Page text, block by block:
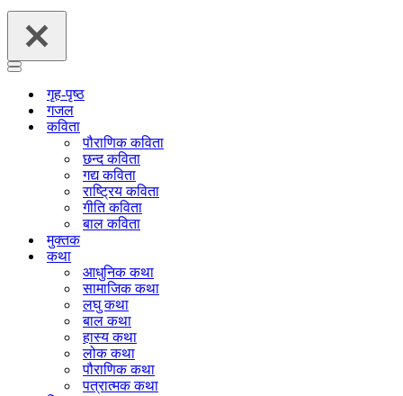
Navigation
Navigation
गृह-पृष्ठ
गजल
कविता
पौराणिक कविता
छन्द कविता
गद्य कविता
राष्ट्रिय कविता
गीति कविता
बाल कविता
मुक्तक
कथा
आधुनिक कथा
सामाजिक कथा
लघु कथा
बाल कथा
हास्य कथा
लोक कथा
पौराणिक कथा
पत्रात्मक कथा